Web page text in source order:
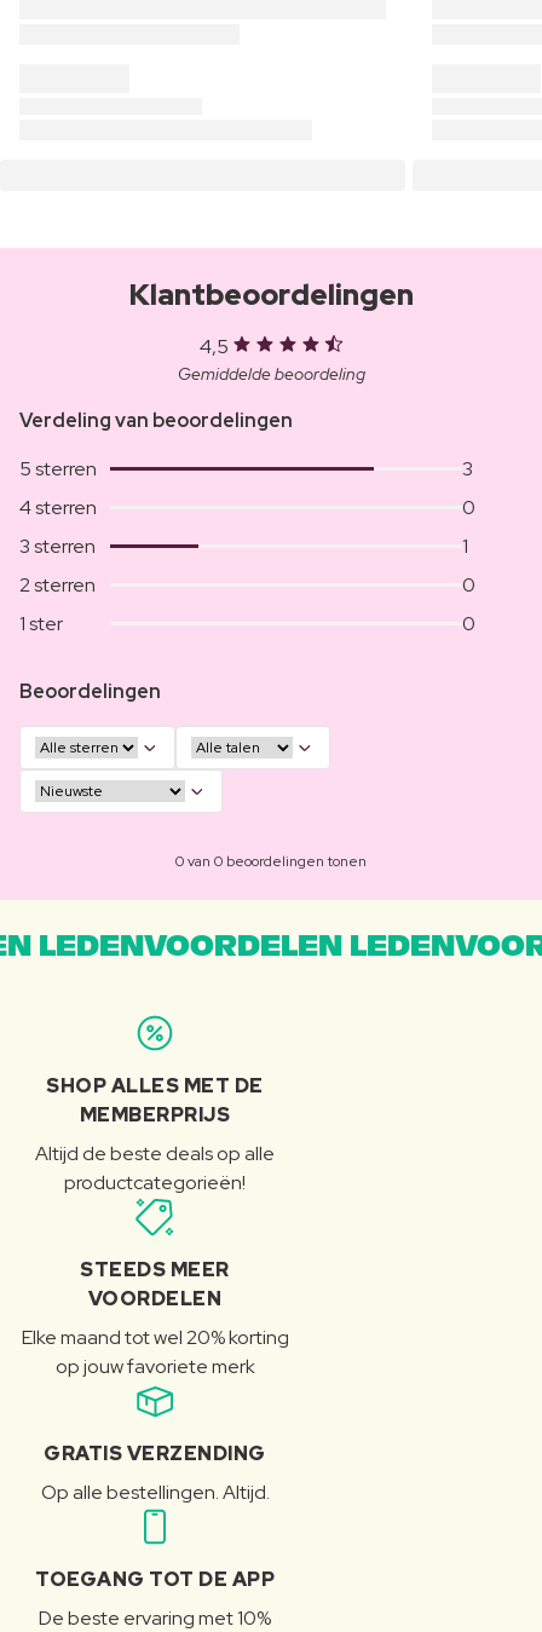
Klantbeoordelingen
4,5
Gemiddelde beoordeling
Verdeling van beoordelingen
5 sterren
3
4 sterren
0
3 sterren
1
2 sterren
0
1 ster
0
Beoordelingen
0 van 0 beoordelingen tonen
LEDENVOORDELEN
SHOP ALLES MET DE
MEMBERPRIJS
Altijd de beste deals op alle
productcategorieën!
STEEDS MEER
VOORDELEN
Elke maand tot wel 20% korting
op jouw favoriete merk
GRATIS VERZENDING
Op alle bestellingen. Altijd.
TOEGANG TOT DE APP
De beste ervaring met 10%